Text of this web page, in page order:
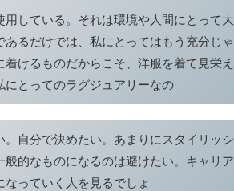
している。それは環境や人間にとって大
るだけでは、私にとってはもう充分じゃ
けるものだからこそ、洋服を着て見栄え
にとってのラグジュアリーなの
自分で決めたい。あまりにスタイリッシ
的なものになるのは避けたい。キャリア
っていく人を見るでしょ